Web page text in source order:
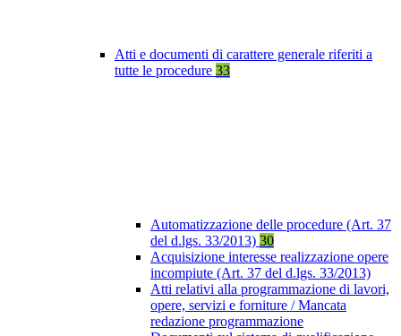
Atti e documenti di carattere generale riferiti a
tutte le procedure 33
Automatizzazione delle procedure (Art. 37
del d.lgs. 33/2013) 30
Acquisizione interesse realizzazione opere
incompiute (Art. 37 del d.lgs. 33/2013)
Atti relativi alla programmazione di lavori,
opere, servizi e forniture / Mancata
redazione programmazione